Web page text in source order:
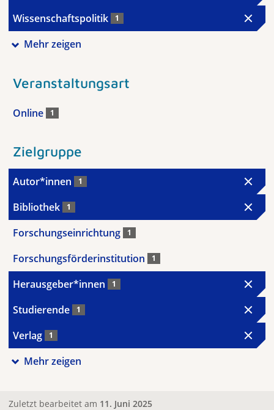
Wissenschaftspolitik 1
Mehr zeigen
Veranstaltungsart
Online 1
Zielgruppe
Autor*innen 1
Bibliothek 1
Forschungseinrichtung 1
Forschungsförderinstitution 1
Herausgeber*innen 1
Studierende 1
Verlag 1
Mehr zeigen
Zuletzt bearbeitet am 11. Juni 2025